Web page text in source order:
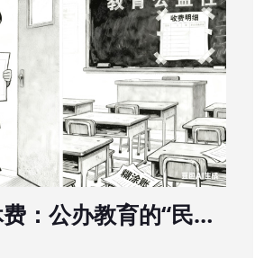
：公办教育的“民生
涂账”